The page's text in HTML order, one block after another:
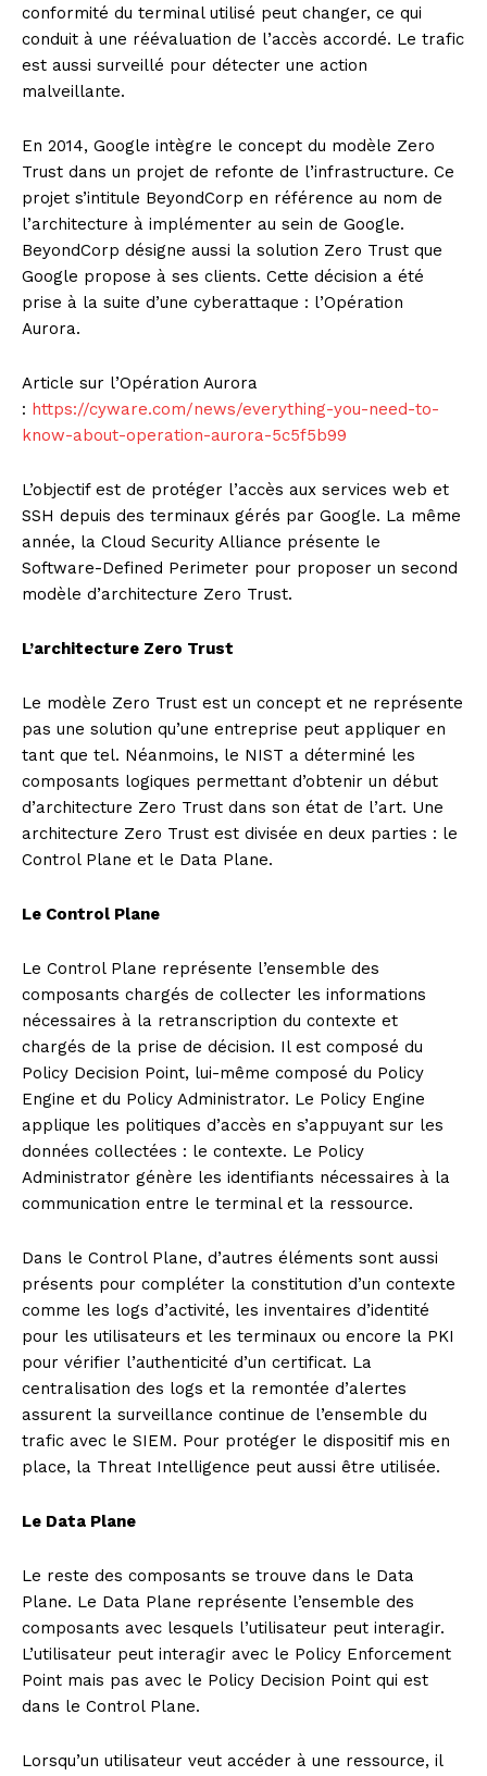
conformité du terminal utilisé peut changer, ce qui
conduit à une réévaluation de l’accès accordé. Le trafic
est aussi surveillé pour détecter une action
malveillante.
En 2014, Google intègre le concept du modèle Zero
Trust dans un projet de refonte de l’infrastructure. Ce
projet s’intitule BeyondCorp en référence au nom de
l’architecture à implémenter au sein de Google.
BeyondCorp désigne aussi la solution Zero Trust que
Google propose à ses clients. Cette décision a été
prise à la suite d’une cyberattaque : l’Opération
Aurora.
Article sur l’Opération Aurora
: https://cyware.com/news/everything-you-need-to-
know-about-operation-aurora-5c5f5b99
L’objectif est de protéger l’accès aux services web et
SSH depuis des terminaux gérés par Google. La même
année, la Cloud Security Alliance présente le
Software-Defined Perimeter pour proposer un second
modèle d’architecture Zero Trust.
L’architecture Zero Trust
Le modèle Zero Trust est un concept et ne représente
pas une solution qu’une entreprise peut appliquer en
tant que tel. Néanmoins, le NIST a déterminé les
composants logiques permettant d’obtenir un début
d’architecture Zero Trust dans son état de l’art. Une
architecture Zero Trust est divisée en deux parties : le
Control Plane et le Data Plane.
Le Control Plane
Le Control Plane représente l’ensemble des
composants chargés de collecter les informations
nécessaires à la retranscription du contexte et
chargés de la prise de décision. Il est composé du
Policy Decision Point, lui-même composé du Policy
Engine et du Policy Administrator. Le Policy Engine
applique les politiques d’accès en s’appuyant sur les
données collectées : le contexte. Le Policy
Administrator génère les identifiants nécessaires à la
communication entre le terminal et la ressource.
Dans le Control Plane, d’autres éléments sont aussi
présents pour compléter la constitution d’un contexte
comme les logs d’activité, les inventaires d’identité
pour les utilisateurs et les terminaux ou encore la PKI
pour vérifier l’authenticité d’un certificat. La
centralisation des logs et la remontée d’alertes
assurent la surveillance continue de l’ensemble du
trafic avec le SIEM. Pour protéger le dispositif mis en
place, la Threat Intelligence peut aussi être utilisée.
Le Data Plane
Le reste des composants se trouve dans le Data
Plane. Le Data Plane représente l’ensemble des
composants avec lesquels l’utilisateur peut interagir.
L’utilisateur peut interagir avec le Policy Enforcement
Point mais pas avec le Policy Decision Point qui est
dans le Control Plane.
Lorsqu’un utilisateur veut accéder à une ressource, il